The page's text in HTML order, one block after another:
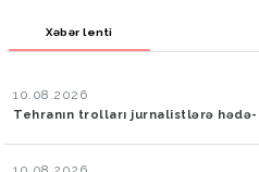
Xəbər lenti
10.08.2026
Tehranın trolları jurnalistlərə